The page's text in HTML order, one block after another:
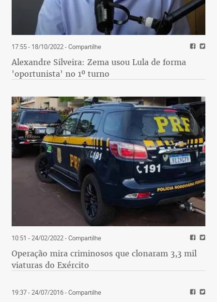
17:55 - 18/10/2022- Compartilhe
Alexandre Silveira: Zema usou Lula de forma
'oportunista' no 1º turno
10:51 - 24/02/2022- Compartilhe
Operação mira criminosos que clonaram 3,3 mil
viaturas do Exército
19:37 - 24/07/2016- Compartilhe